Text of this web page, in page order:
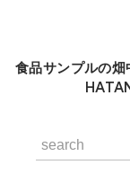
食品サンプルの